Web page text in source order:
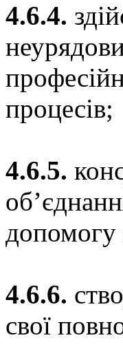
4.6.4.
процесів;
4.6.5.
допомогу
4.6.6.
свої